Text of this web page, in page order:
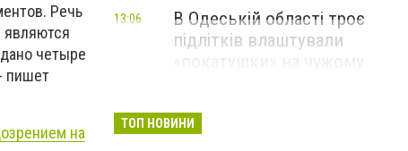
Речь
являются
четыре
пишет
на
В Одеській області троє
підлітків влаштували
13:06
ТОП НОВИНИ